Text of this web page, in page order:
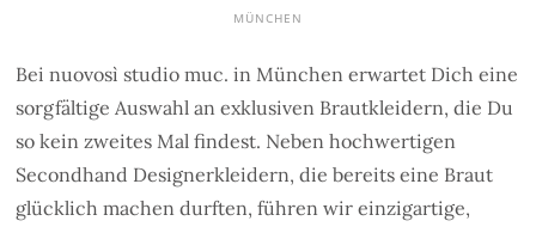
MÜNCHEN
Bei nuovosì studio muc. in München erwartet Dich eine
sorgfältige Auswahl an exklusiven Brautkleidern, die Du
so kein zweites Mal findest. Neben hochwertigen
Secondhand Designerkleidern, die bereits eine Braut
glücklich machen durften, führen wir einzigartige,